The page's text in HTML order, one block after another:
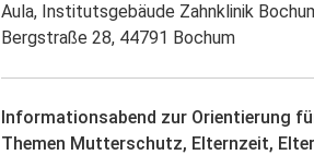
Aula, Institutsgebäude Zahnklinik
Bergstraße 28, 44791 Bochum
Informationsabend zur Orientierung
Themen Mutterschutz, Elternzeit,